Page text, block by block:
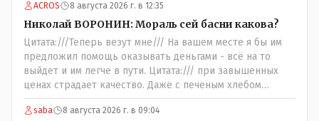
ACROS 8 августа 2026 г. в 12:35
Николай ВОРОНИН: Мораль сей басни какова?
Цитата:///Теперь везут мне/// На вашем месте я бы им
предложил помощь оказывать деньгами - всё на то
выйдет и им легче в пути. Цитата:/// при завышенных
ценах страдает качество. Даже с печеным хлебом
проблема. // На вкус и цвет........., по мне : - наша молочка
значительно вкуснее чем руссская и белоруская, а хлеб
saba 8 августа 2026 г. в 09:04